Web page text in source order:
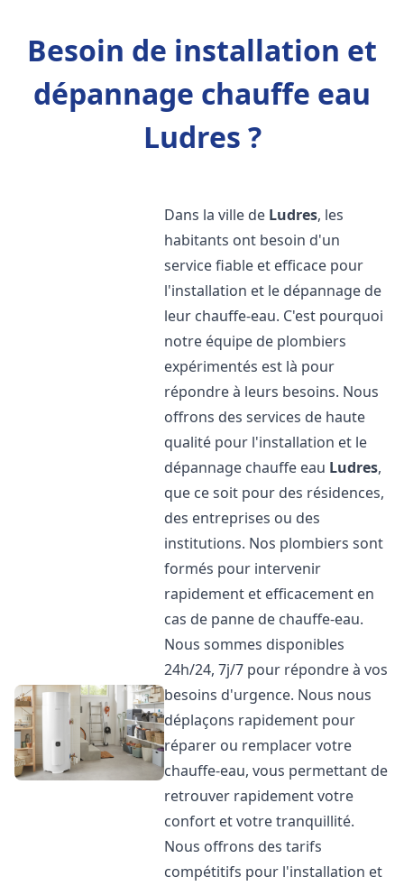
Besoin de installation et
dépannage chauffe eau
Ludres ?
Dans la ville de Ludres, les
habitants ont besoin d'un
service fiable et efficace pour
l'installation et le dépannage de
leur chauffe-eau. C'est pourquoi
notre équipe de plombiers
expérimentés est là pour
répondre à leurs besoins. Nous
offrons des services de haute
qualité pour l'installation et le
dépannage chauffe eau Ludres,
que ce soit pour des résidences,
des entreprises ou des
institutions. Nos plombiers sont
formés pour intervenir
rapidement et efficacement en
cas de panne de chauffe-eau.
Nous sommes disponibles
24h/24, 7j/7 pour répondre à vos
besoins d'urgence. Nous nous
déplaçons rapidement pour
réparer ou remplacer votre
chauffe-eau, vous permettant de
retrouver rapidement votre
confort et votre tranquillité.
Nous offrons des tarifs
compétitifs pour l'installation et